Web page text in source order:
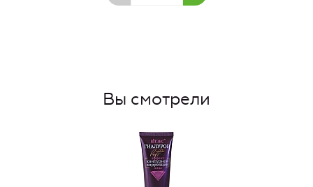
Вы смотрели